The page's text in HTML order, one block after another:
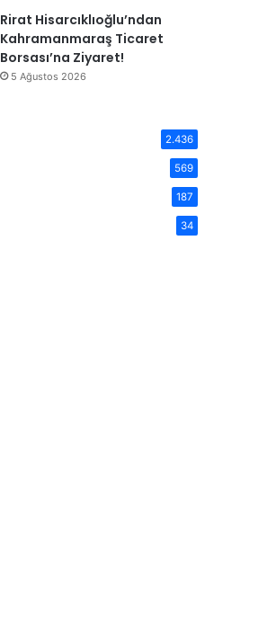
Rirat Hisarcıklıoğlu’ndan
Kahramanmaraş Ticaret
Borsası’na Ziyaret!
5 Ağustos 2026
2.436
569
187
34